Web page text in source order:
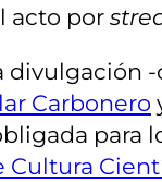
acto por
divulgación
Carbonero
para
Cultura